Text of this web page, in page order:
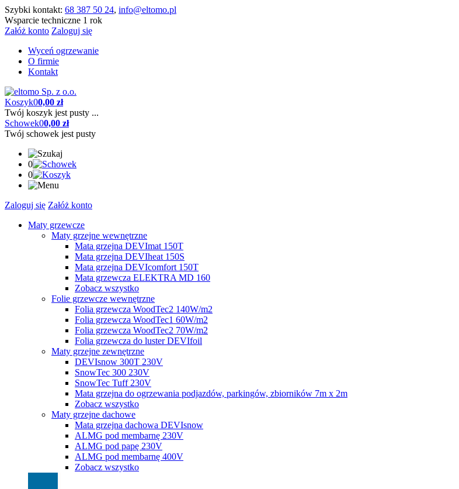
Szybki kontakt: 68 387 50 24, info@eltomo.pl
Wsparcie techniczne 1 rok
Załóż konto Zaloguj się
Wyceń ogrzewanie
O firmie
Kontakt
Koszyk00,00 zł
Twój koszyk jest pusty ...
Schowek00,00 zł
Twój schowek jest pusty
0
0
Zaloguj się Załóż konto
Maty grzewcze
Maty grzejne wewnętrzne
Mata grzejna DEVImat 150T
Mata grzejna DEVIheat 150S
Mata grzejna DEVIcomfort 150T
Mata grzewcza ELEKTRA MD 160
Zobacz wszystko
Folie grzewcze wewnętrzne
Folia grzewcza WoodTec2 140W/m2
Folia grzewcza WoodTec1 60W/m2
Folia grzewcza WoodTec2 70W/m2
Folia grzewcza do luster DEVIfoil
Maty grzejne zewnętrzne
DEVIsnow 300T 230V
SnowTec 300 230V
SnowTec Tuff 230V
Mata grzejna do ogrzewania podjazdów, parkingów, zbiorników 7m x 2m
Zobacz wszystko
Maty grzejne dachowe
Mata grzejna dachowa DEVIsnow
ALMG pod membarnę 230V
ALMG pod papę 230V
ALMG pod membarnę 400V
Zobacz wszystko